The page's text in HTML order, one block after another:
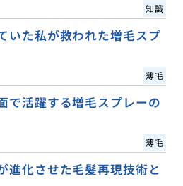
知識
いた私が救われた増毛スプ
薄毛
で活躍する増毛スプレーの
薄毛
進化させた毛髪再現技術と